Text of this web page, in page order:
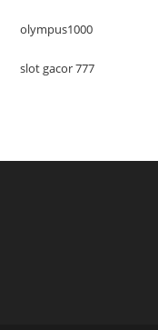
olympus1000
slot gacor 777